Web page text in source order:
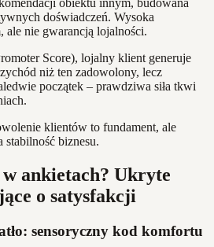
obiektu innym, budowana
doświadczeń. Wysoka
ale nie gwarancją lojalności.
Score), lojalny klient generuje
niż ten zadowolony, lecz
początek – prawdziwa siła tkwi
klientów to fundament, ale
stabilność biznesu.
ankietach? Ukryte
o satysfakcji
sensoryczny kod komfortu